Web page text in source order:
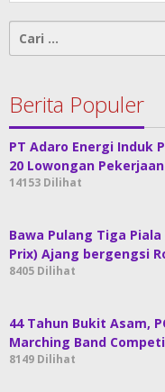
Cari
untuk:
Berita Populer
PT Adaro Energi Induk
20 Lowongan Pekerjaan
14153 Dilihat
Bawa Pulang Tiga Piala
Prix) Ajang bergengsi
8405 Dilihat
44 Tahun Bukit Asam,
Marching Band
8149 Dilihat